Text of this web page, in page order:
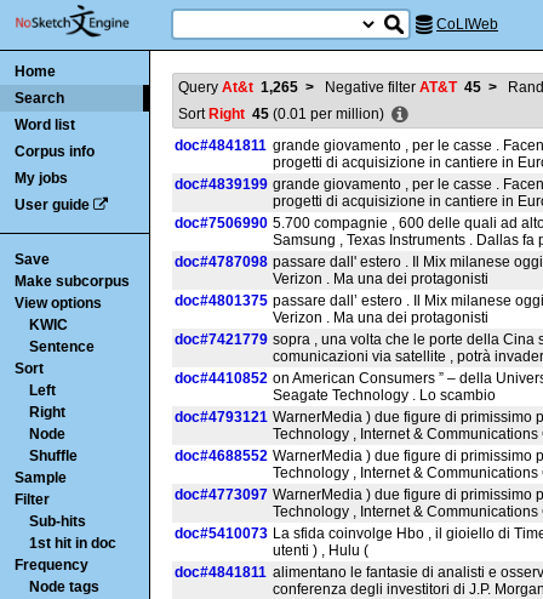
CoLIWeb
Home
Search
Word list
Corpus info
My jobs
User guide
Save
Make subcorpus
View options
KWIC
Sentence
Sort
Left
Right
Node
Shuffle
Sample
Filter
Sub-hits
1st hit in doc
Frequency
Node tags
Query At&t 1,265 > Negative filter AT&T 45 >
Sort Right 45(0.01 per million)
doc#4841811 grande giovamento , per le casse .
progetti di acquisizione in cantiere in
doc#4839199 grande giovamento , per le casse .
progetti di acquisizione in cantiere in
doc#7506990 5.700 compagnie , 600 delle quali ad
Samsung , Texas Instruments . Dallas fa
doc#4787098 passare dall' estero . Il Mix milanese
Verizon . Ma una dei protagonisti
doc#4801375 passare dall’ estero . Il Mix milanese
Verizon . Ma una dei protagonisti
doc#7421779 sopra , una volta che le porte della
comunicazioni via satellite , potrà
doc#4410852 on American Consumers ” – della
Seagate Technology . Lo scambio
doc#4793121 WarnerMedia ) due figure di primissimo
Technology , Internet &
doc#4688552 WarnerMedia ) due figure di primissimo
Technology , Internet &
doc#4773097 WarnerMedia ) due figure di primissimo
Technology , Internet &
doc#5410073 La sfida coinvolge Hbo , il gioiello di
utenti ) , Hulu (
doc#4841811 alimentano le fantasie di analisti e
conferenza degli investitori di J.P.